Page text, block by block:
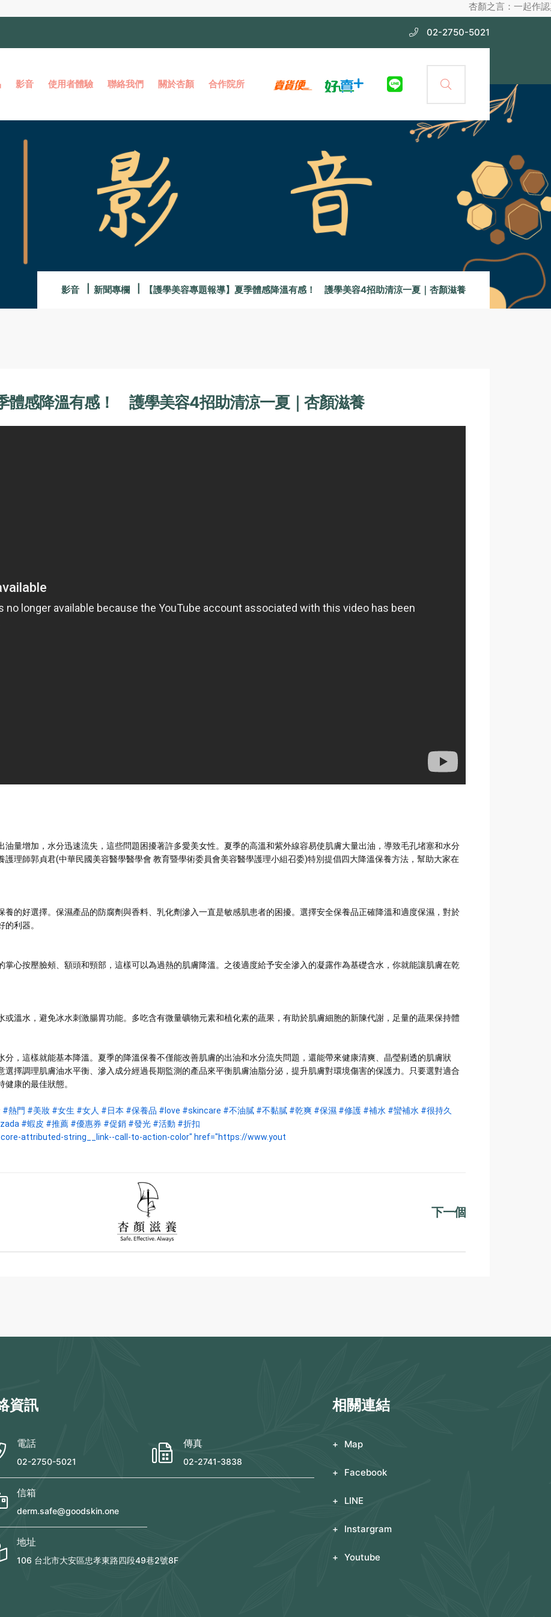
杏顏之言：一起作
02-2750-5021
影音 使用者體驗 聯絡我們 關於杏顏 合作院所
影音 新聞專欄 【護學美容專題報導】夏季體感降溫有感！ 護學美容4招助清涼一夏｜杏顏滋養
體感降溫有感！ 護學美容4招助清涼一夏｜杏顏滋養
量增加，水分迅速流失，這些問題困擾著許多愛美女性。夏季的高溫和紫外線容易使肌膚大量出油，導致毛孔堵塞和水分
理師郭貞君(中華民國美容醫學醫學會 教育暨學術委員會美容醫學護理小組召委)特別提倡四大降溫保養方法，幫助大家在
的好選擇。保濕產品的防腐劑與香料、乳化劑滲入一直是敏感肌患者的困擾。選擇安全保養品正確降溫和適度保濕，對於
利器。
心按壓臉頰、額頭和頸部，這樣可以為過熱的肌膚降溫。之後適度給予安全滲入的凝露作為基礎含水，你就能讓肌膚在乾
溫水，避免冰水刺激腸胃功能。多吃含有微量礦物元素和植化素的蔬果，有助於肌膚細胞的新陳代謝，足量的蔬果保持體
，這樣就能基本降溫。夏季的降溫保養不僅能改善肌膚的出油和水分流失問題，還能帶來健康清爽、晶瑩剔透的肌膚狀
擇調理肌膚油水平衡、滲入成分經過長期監測的產品來平衡肌膚油脂分泌，提升肌膚對環境傷害的保護力。只要選對適合
康的最佳狀態。
#熱門 #美妝 #女生 #女人 #日本 #保養品 #love #skincare #不油膩 #不黏膩 #乾爽 #保濕 #修護 #補水 #蠻補水 #很持久
#蝦皮 #推薦 #優惠券 #促銷 #發光 #活動 #折扣
core-attributed-string__link--call-to-action-color" href="https://www.yout
下一個
資訊
電話
02-2750-5021
傳真
02-2741-3838
信箱
derm.safe@goodskin.one
地址
106 台北市大安區忠孝東路四段49巷2號8F
相關連結
Map
Facebook
LINE
Instargram
Youtube